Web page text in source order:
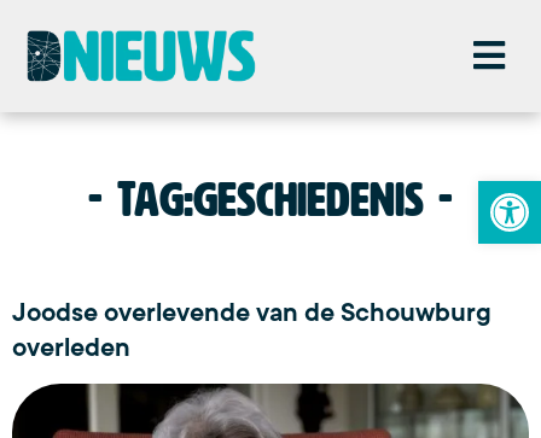
Tag:geschiedenis
Joodse overlevende van de Schouwburg
overleden